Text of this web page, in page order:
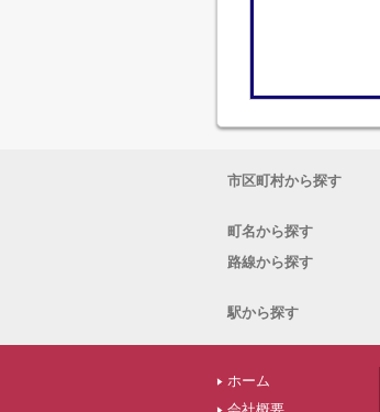
市区町村から探す
町名から探す
路線から探す
駅から探す
ホーム